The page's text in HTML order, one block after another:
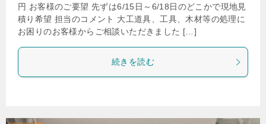
円 お客様のご要望 先ずは6/15日～6/18日のどこかで現地見
積り希望 担当のコメント 大工道具、工具、木材等の処理に
お困りのお客様からご相談いただきました […]
続きを読む